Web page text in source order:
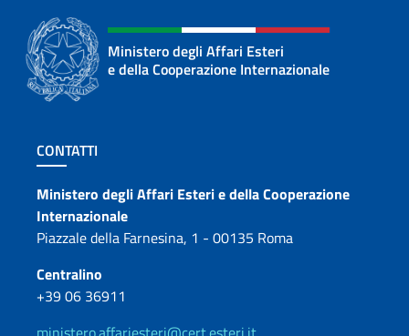
Ministero degli Affari Esteri
e della Cooperazione Internazionale
Sezione footer
CONTATTI
Contatti
Ministero degli Affari Esteri e della Cooperazione
Internazionale
Piazzale della Farnesina, 1 - 00135 Roma
Centralino
+39 06 36911